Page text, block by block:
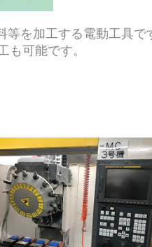
を加工する電動工具で
可能です。